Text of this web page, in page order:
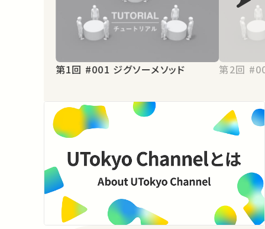
第1回 #001 ジグソーメソッド 第2